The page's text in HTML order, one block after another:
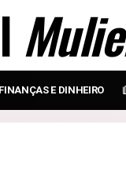
E DINHEIRO